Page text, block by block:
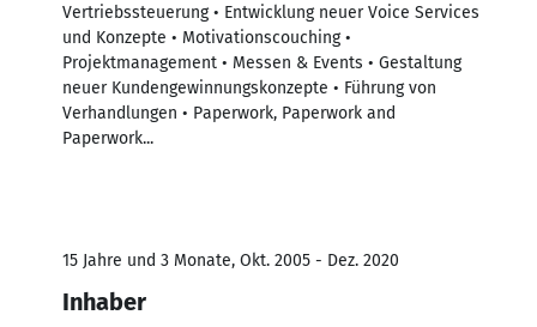
Vertriebssteuerung • Entwicklung neuer Voice Services
und Konzepte • Motivationscouching •
Projektmanagement • Messen & Events • Gestaltung
neuer Kundengewinnungskonzepte • Führung von
Verhandlungen • Paperwork, Paperwork and
Paperwork...
15 Jahre und 3 Monate, Okt. 2005 - Dez. 2020
Inhaber